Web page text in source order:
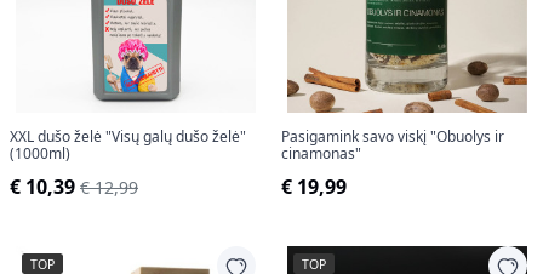
XXL dušo želė "Visų galų dušo želė"
(1000ml)
€ 10,39 € 12,99
Pasigamink savo viskį "Obuolys ir
cinamonas"
€ 19,99
TOP TOP